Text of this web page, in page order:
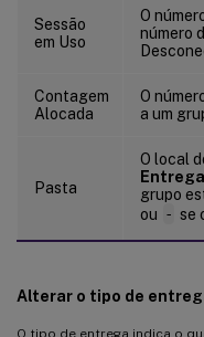
Sessão
em Uso
O
número
Contagem
Alocada
O
a um
Pasta
O local
Entrega
grupo
ou - se
Alterar o tipo de
O tipo de entrega indica o